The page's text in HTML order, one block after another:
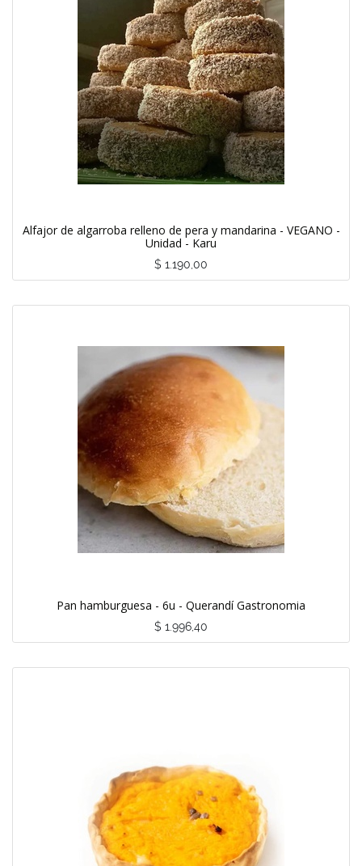
Alfajor de algarroba relleno de pera y mandarina - VEGANO -
Unidad - Karu
$ 1.190,00
Pan hamburguesa - 6u - Querandí Gastronomia
$ 1.996,40